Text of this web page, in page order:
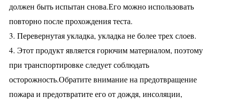
должен быть испытан снова.Его можно использовать
повторно после прохождения теста.
3. Перевернутая укладка, укладка не более трех слоев.
4. Этот продукт является горючим материалом, поэтому
при транспортировке следует соблюдать
осторожность.Обратите внимание на предотвращение
пожара и предотвратите его от дождя, инсоляции,